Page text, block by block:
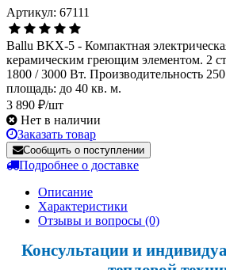
Артикул: 67111
Ballu BKX-5 - Компактная
керамическим греющим элементом. 2
1800 / 3000 Вт. Производительность
площадь: до 40 кв. м.
3 890 ₽/шт
Нет в наличии
Заказать товар
Сообщить о поступлении
Подробнее о доставке
Описание
Характеристики
Отзывы и вопросы (0)
Консультации и